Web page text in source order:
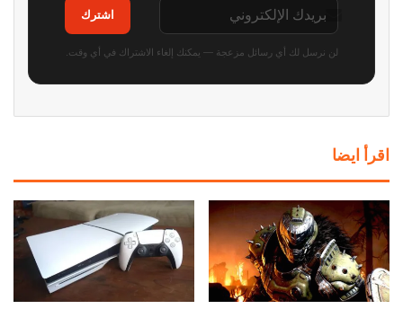
اشترك
لن نرسل لك أي رسائل مزعجة — يمكنك إلغاء الاشتراك في أي وقت.
اقرأ ايضا